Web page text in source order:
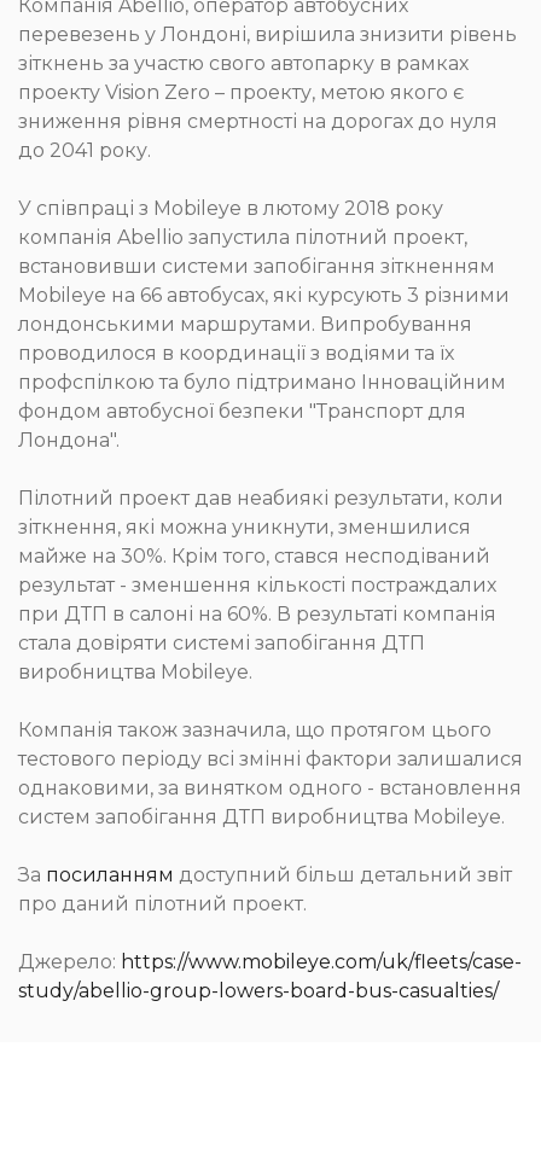
Компанія Abellio, оператор автобусних
перевезень у Лондоні, вирішила знизити рівень
зіткнень за участю свого автопарку в рамках
проекту Vision Zero – проекту, метою якого є
зниження рівня смертності на дорогах до нуля
до 2041 року.
У співпраці з Mobileye в лютому 2018 року
компанія Abellio запустила пілотний проект,
встановивши системи запобігання зіткненням
Mobileye на 66 автобусах, які курсують 3 різними
лондонськими маршрутами. Випробування
проводилося в координації з водіями та їх
профспілкою та було підтримано Інноваційним
фондом автобусної безпеки "Транспорт для
Лондона".
Пілотний проект дав неабиякі результати, коли
зіткнення, які можна уникнути, зменшилися
майже на 30%. Крім того, стався несподіваний
результат - зменшення кількості постраждалих
при ДТП в салоні на 60%. В результаті компанія
стала довіряти системі запобігання ДТП
виробництва Mobileye.
Компанія також зазначила, що протягом цього
тестового періоду всі змінні фактори залишалися
однаковими, за винятком одного - встановлення
систем запобігання ДТП виробництва Mobileye.
За посиланням доступний більш детальний звіт
про даний пілотний проект.
Джерело: https://www.mobileye.com/uk/fleets/case-
study/abellio-group-lowers-board-bus-casualties/